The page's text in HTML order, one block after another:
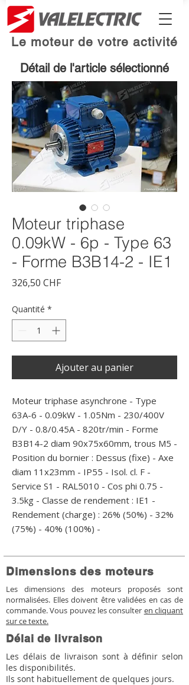
Le moteur de votre activité
Détail de l'article sélectionné
Moteur triphase
0.09kW - 6p - Type 63
- Forme B3B14-2 - IE1
326,50 CHFPrix
Quantité *
Ajouter au panier
Moteur triphase asynchrone - Type
63A-6 - 0.09kW - 1.05Nm - 230/400V
D/Y - 0.8/0.45A - 820tr/min - Forme
B3B14-2 diam 90x75x60mm, trous M5 -
Position du bornier : Dessus (fixe) - Axe
diam 11x23mm - IP55 - Isol. cl. F -
Service S1 - RAL5010 - Cos phi 0.75 -
3.5kg - Classe de rendement : IE1 -
Rendement (charge) : 26% (50%) - 32%
(75%) - 40% (100%) -
Dimensions des moteurs
Les dimensions des moteurs proposés sont
normalisées. Elles doivent être validées en cas de
commande. Vous pouvez les consulter en cliquant
sur ce texte.
Délai de livraison
Les délais de livraison sont à définir selon
les disponibilités.
Ils sont habituellement de quelques jours.